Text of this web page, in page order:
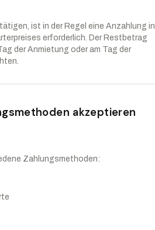
ist in der Regel eine Anzahlung in
erforderlich. Der Restbetrag
der Anmietung oder am Tag der
akzeptieren
Zahlungsmethoden: